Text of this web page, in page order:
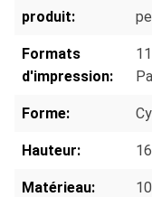
produit:
Formats
d'impression:
Forme:
Hauteur:
Matérieau: